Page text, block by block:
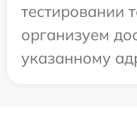
тестировании
организуем
указанному